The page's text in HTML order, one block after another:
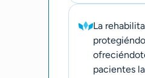
La
pacientes